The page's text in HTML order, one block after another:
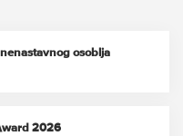
osoblja
2026